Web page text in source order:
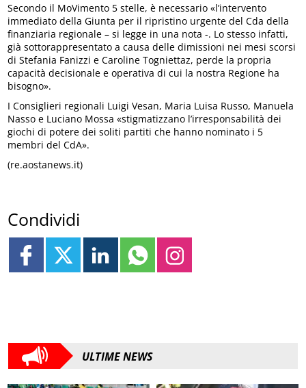
Secondo il MoVimento 5 stelle, è necessario «l’intervento
immediato della Giunta per il ripristino urgente del Cda della
finanziaria regionale – si legge in una nota -. Lo stesso infatti,
già sottorappresentato a causa delle dimissioni nei mesi scorsi
di Stefania Fanizzi e Caroline Togniettaz, perde la propria
capacità decisionale e operativa di cui la nostra Regione ha
bisogno».
I Consiglieri regionali Luigi Vesan, Maria Luisa Russo, Manuela
Nasso e Luciano Mossa «stigmatizzano l’irresponsabilità dei
giochi di potere dei soliti partiti che hanno nominato i 5
membri del CdA».
(re.aostanews.it)
Condividi
ULTIME NEWS